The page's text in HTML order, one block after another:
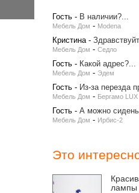
Гость - В наличии?...
Мебель Дом - Modena
Кристина-
Мебель Дом - Седло
Гость - Какой адрес?...
Мебель Дом - Эдем
Гость - Из-за перезда
Мебель Дом - Бергамо LUX
Гость - А можно
Мебель Дом - Ирбис-2
Это
лампы